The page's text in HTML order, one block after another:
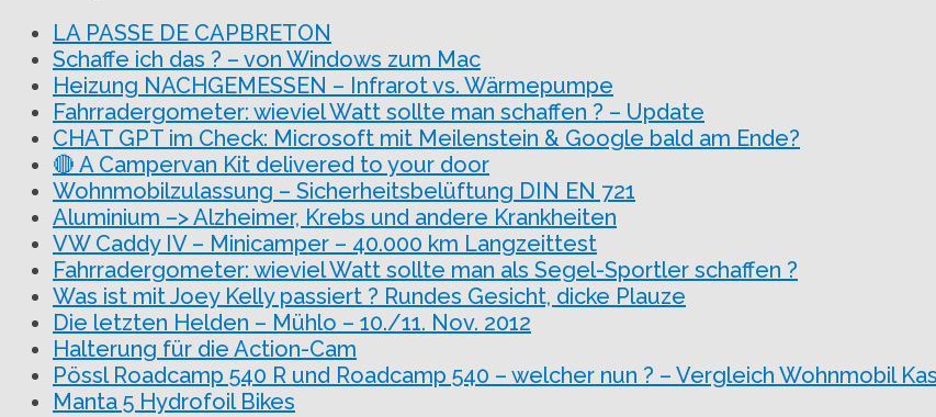
LA PASSE DE CAPBRETON
Schaffe ich das ? – von Windows zum Mac
Heizung NACHGEMESSEN – Infrarot vs. Wärmepumpe
Fahrradergometer: wieviel Watt sollte man schaffen ? – Update
CHAT GPT im Check: Microsoft mit Meilenstein & Google bald am Ende?
🔴 A Campervan Kit delivered to your door
Wohnmobilzulassung – Sicherheitsbelüftung DIN EN 721
Aluminium –> Alzheimer, Krebs und andere Krankheiten
VW Caddy IV – Minicamper – 40.000 km Langzeittest
Fahrradergometer: wieviel Watt sollte man als Segel-Sportler schaffen ?
Was ist mit Joey Kelly passiert ? Rundes Gesicht, dicke Plauze
Die letzten Helden – Mühlo – 10./11. Nov. 2012
Halterung für die Action-Cam
Pössl Roadcamp 540 R und Roadcamp 540 – welcher nun ? – Vergleich Wohnmobil
Manta 5 Hydrofoil Bikes